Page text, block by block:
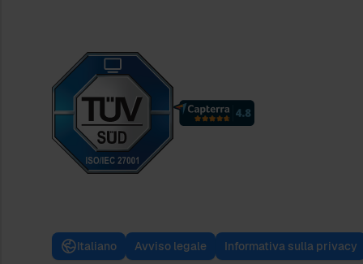
Italiano Avviso legale Informativa sulla privacy